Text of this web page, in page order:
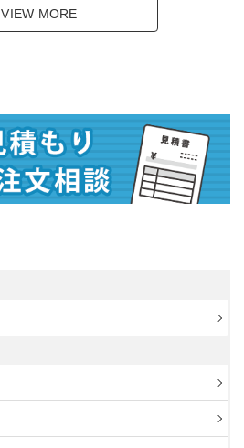
VIEW MORE